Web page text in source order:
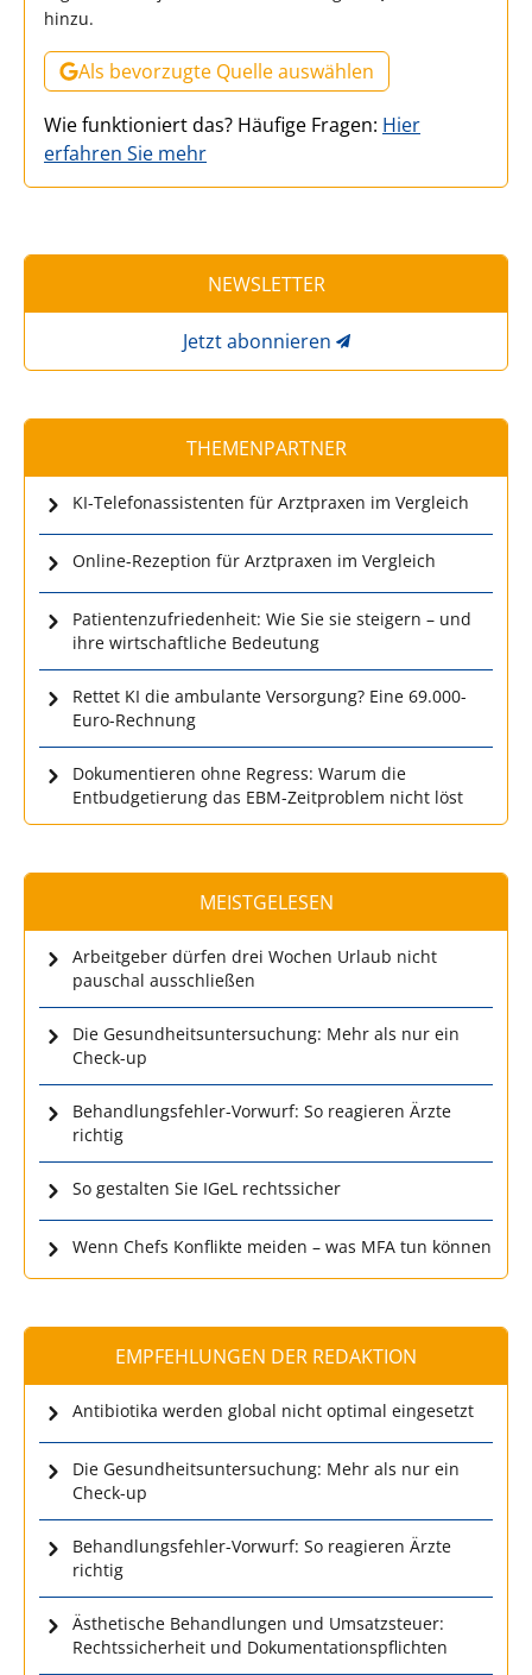
hinzu.
Als bevorzugte Quelle auswählen
Wie funktioniert das? Häufige Fragen: Hier
erfahren Sie mehr
NEWSLETTER
Jetzt abonnieren
THEMENPARTNER
KI-Telefonassistenten für Arztpraxen im Vergleich
Online-Rezeption für Arztpraxen im Vergleich
Patientenzufriedenheit: Wie Sie sie steigern – und
ihre wirtschaftliche Bedeutung
Rettet KI die ambulante Versorgung? Eine 69.000-
Euro-Rechnung
Dokumentieren ohne Regress: Warum die
Entbudgetierung das EBM-Zeitproblem nicht löst
MEISTGELESEN
Arbeitgeber dürfen drei Wochen Urlaub nicht
pauschal ausschließen
Die Gesundheitsuntersuchung: Mehr als nur ein
Check-up
Behandlungsfehler-Vorwurf: So reagieren Ärzte
richtig
So gestalten Sie IGeL rechtssicher
Wenn Chefs Konflikte meiden – was MFA tun können
EMPFEHLUNGEN DER REDAKTION
Antibiotika werden global nicht optimal eingesetzt
Die Gesundheitsuntersuchung: Mehr als nur ein
Check-up
Behandlungsfehler-Vorwurf: So reagieren Ärzte
richtig
Ästhetische Behandlungen und Umsatzsteuer:
Rechtssicherheit und Dokumentationspflichten